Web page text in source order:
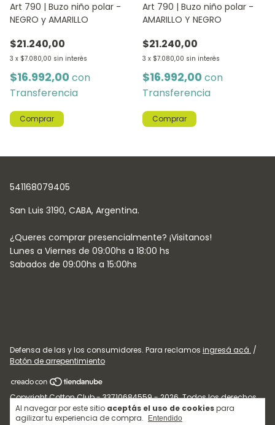
Al navegar por este sitio aceptás el uso de cookiespara
agilizar tu experiencia de compra.
Entendido
Art 790 | Buzo niño polar -
NEGRO y AMARILLO
$21.240,00
3 x $7.080,00 sin interés
$16.992,00 con
Transferencia
Comprar
Art 790 | Buzo niño polar -
AMARILLO Y NEGRO
$21.240,00
3 x $7.080,00 sin interés
$16.992,00 con
Transferencia
Comprar
541168079405
Defensa de las y los consumidores. Para reclamos ingresá acá. /
Botón de arrepentimiento
Copyright Cotton Club - 33710684559 - 2026. Todos los derechos
reservados.